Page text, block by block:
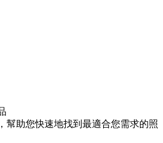
幫助您快速地找到最適合您需求的照